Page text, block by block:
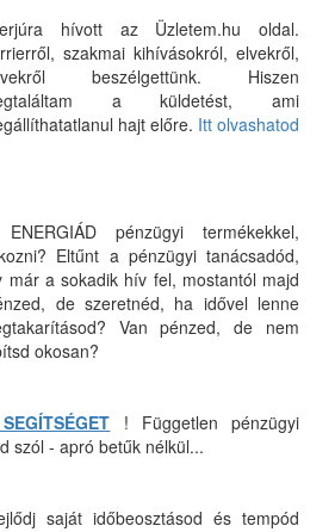
hívott az Üzletem.hu oldal.
szakmai kihívásokról, elvekről,
beszélgettünk. Hiszen
a küldetést, ami
hajt előre. Itt olvashatod
pénzügyi termékekkel,
Eltűnt a pénzügyi tanácsadód,
már a sokadik hív fel, mostantól majd
de szeretnéd, ha idővel lenne
Van pénzed, de nem
okosan?
! Független pénzügyi
szól - apró betűk nélkül...
saját időbeosztásod és tempód